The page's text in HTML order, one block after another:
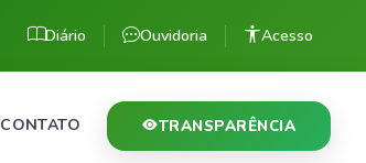
Diário Ouvidoria Acesso
CONTATO TRANSPARÊNCIA